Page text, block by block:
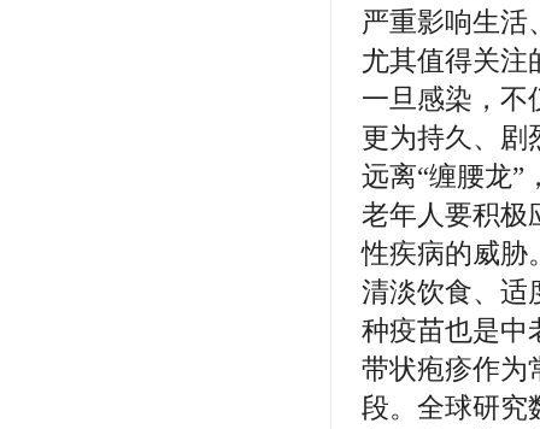
严重影响生活
尤其值得关注
一旦感染，不
更为持久、剧
远离“缠腰龙”
老年人要积极
性疾病的威胁
清淡饮食、适
种疫苗也是中
带状疱疹作为
段。全球研究